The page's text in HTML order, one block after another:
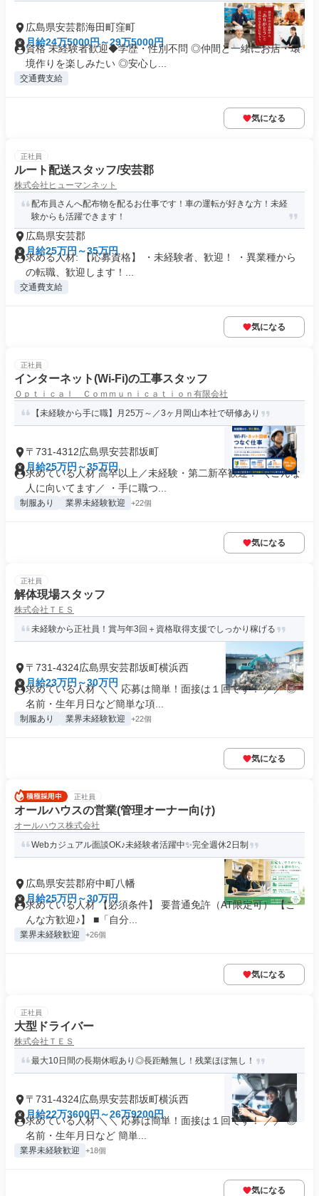
広島県安芸郡海田町窪町
月給24万5000円～29万5000円
資格 未経験者歓迎◆学歴・性別不問 ◎仲間と一緒にお店・環
境作りを楽しみたい ◎安心し...
交通費支給
気になる
正社員
ルート配送スタッフ/安芸郡
株式会社ヒューマンネット
配布員さんへ配布物を配るお仕事です！車の運転が好きな方！未経
験からも活躍できます！
広島県安芸郡
月給25万円～35万円
求める人材: 【応募資格】 ・未経験者、歓迎！ ・異業種から
の転職、歓迎します！...
交通費支給
気になる
正社員
インターネット(Wi-Fi)の工事スタッフ
Ｏｐｔｉｃａｌ Ｃｏｍｍｕｎｉｃａｔｉｏｎ有限会社
【未経験から手に職】月25万～／3ヶ月岡山本社で研修あり
〒731-4312広島県安芸郡坂町
月給25万円～35万円
求めている人材 高卒以上／未経験・第二新卒歓迎！ ＼こんな
人に向いてます／ ・手に職つ...
制服あり 業界未経験歓迎 +22個
気になる
正社員
解体現場スタッフ
株式会社ＴＥＳ
未経験から正社員！賞与年3回＋資格取得支援でしっかり稼げる
〒731-4324広島県安芸郡坂町横浜西
月給23万円～30万円
求めている人材 ＼＼ 応募は簡単！面接は１回です！ ／／ ◎
名前・生年月日など簡単な項...
制服あり 業界未経験歓迎 +22個
気になる
正社員
オールハウスの営業(管理オーナー向け)
オールハウス株式会社
Webカジュアル面談OK♪未経験者活躍中✨完全週休2日制
広島県安芸郡府中町八幡
月給25万円～30万円
求めている人材 【必須条件】 要普通免許（AT限定可） 【こ
んな方歓迎♪】 ■「自分...
業界未経験歓迎 +26個
気になる
正社員
大型ドライバー
株式会社ＴＥＳ
最大10日間の長期休暇あり◎長距離無し！残業ほぼ無し！
〒731-4324広島県安芸郡坂町横浜西
月給22万3600円～26万9200円
求めている人材 ＼＼ 応募は簡単！面接は１回です！ ／／ ◎
名前・生年月日など 簡単...
業界未経験歓迎 +18個
気になる